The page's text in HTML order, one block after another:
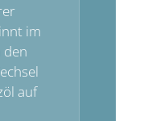
im
den
auf